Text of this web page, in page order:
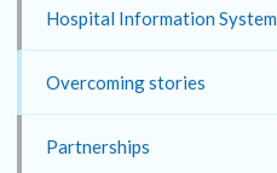
Hospital Information System
Overcoming stories
Partnerships